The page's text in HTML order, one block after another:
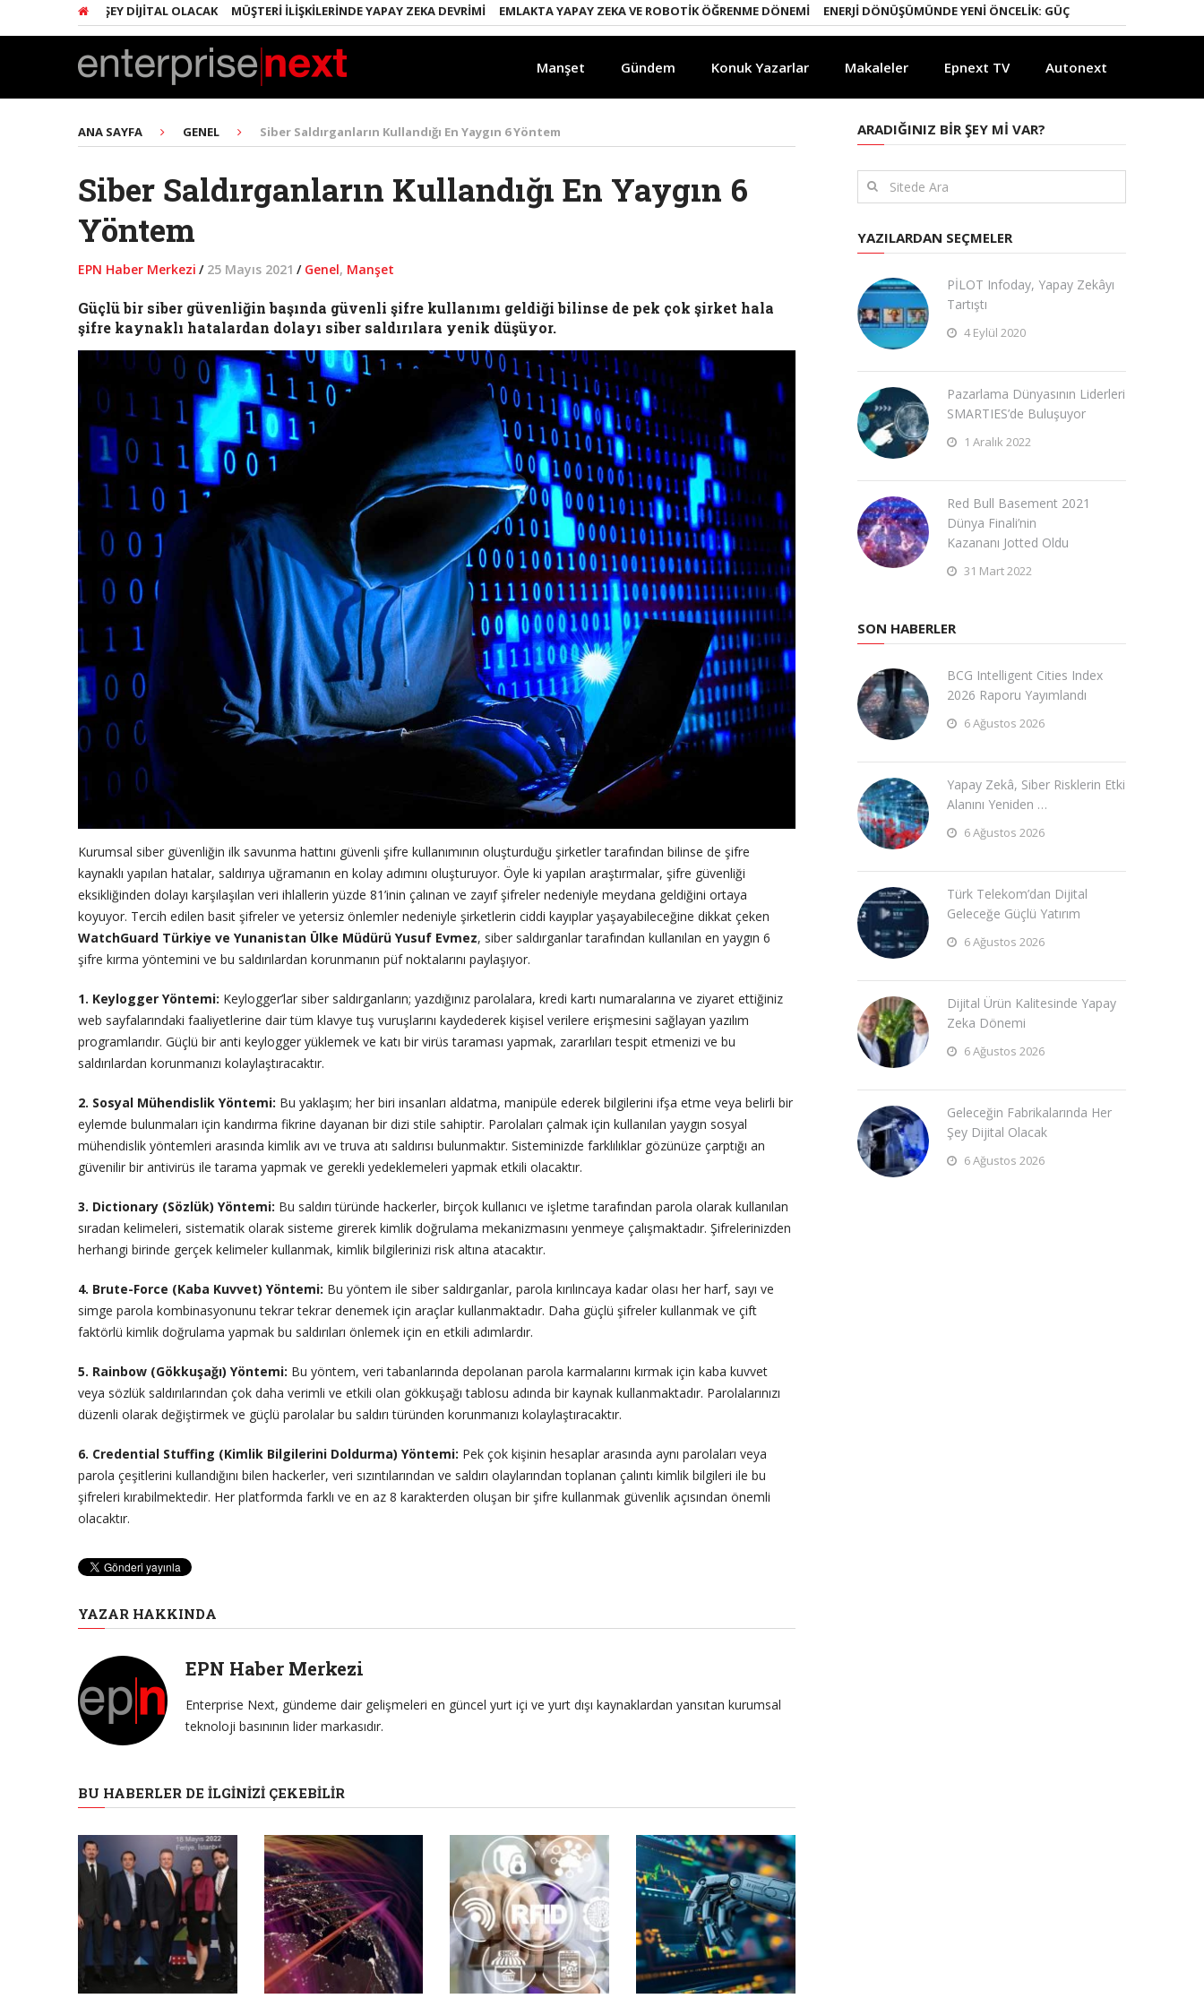
HER ŞEY DIJITAL OLACAK MÜŞTERI İLIŞKILERINDE YAPAY ZEKA DEVRIMI EMLAKTA YAPAY ZEKA VE ROBOTIK ÖĞRENME DÖNEMI ENERJI DÖNÜŞÜMÜNDE YENI ÖNCELIK: GÜÇLÜ ELEKTRIK ŞEBEKELERI
Manşet Gündem Konuk Yazarlar Makaleler Epnext TV Autonext
ANA SAYFA GENEL Siber Saldırganların Kullandığı En Yaygın 6 Yöntem
Siber Saldırganların Kullandığı En Yaygın 6
Yöntem
EPN Haber Merkezi / 25 Mayıs 2021 / Genel, Manşet
Güçlü bir siber güvenliğin başında güvenli şifre kullanımı geldiği bilinse de pek çok şirket hala
şifre kaynaklı hatalardan dolayı siber saldırılara yenik düşüyor.
Kurumsal siber güvenliğin ilk savunma hattını güvenli şifre kullanımının oluşturduğu şirketler tarafından bilinse de şifre
kaynaklı yapılan hatalar, saldırıya uğramanın en kolay adımını oluşturuyor. Öyle ki yapılan araştırmalar, şifre güvenliği
eksikliğinden dolayı karşılaşılan veri ihlallerin yüzde 81’inin çalınan ve zayıf şifreler nedeniyle meydana geldiğini ortaya
koyuyor. Tercih edilen basit şifreler ve yetersiz önlemler nedeniyle şirketlerin ciddi kayıplar yaşayabileceğine dikkat çeken
WatchGuard Türkiye ve Yunanistan Ülke Müdürü Yusuf Evmez, siber saldırganlar tarafından kullanılan en yaygın 6
şifre kırma yöntemini ve bu saldırılardan korunmanın püf noktalarını paylaşıyor.
1. Keylogger Yöntemi: Keylogger’lar siber saldırganların; yazdığınız parolalara, kredi kartı numaralarına ve ziyaret ettiğiniz
web sayfalarındaki faaliyetlerine dair tüm klavye tuş vuruşlarını kaydederek kişisel verilere erişmesini sağlayan yazılım
programlarıdır. Güçlü bir anti keylogger yüklemek ve katı bir virüs taraması yapmak, zararlıları tespit etmenizi ve bu
saldırılardan korunmanızı kolaylaştıracaktır.
2. Sosyal Mühendislik Yöntemi: Bu yaklaşım; her biri insanları aldatma, manipüle ederek bilgilerini ifşa etme veya belirli bir
eylemde bulunmaları için kandırma fikrine dayanan bir dizi stile sahiptir. Parolaları çalmak için kullanılan yaygın sosyal
mühendislik yöntemleri arasında kimlik avı ve truva atı saldırısı bulunmaktır. Sisteminizde farklılıklar gözünüze çarptığı an
güvenilir bir antivirüs ile tarama yapmak ve gerekli yedeklemeleri yapmak etkili olacaktır.
3. Dictionary (Sözlük) Yöntemi: Bu saldırı türünde hackerler, birçok kullanıcı ve işletme tarafından parola olarak kullanılan
sıradan kelimeleri, sistematik olarak sisteme girerek kimlik doğrulama mekanizmasını yenmeye çalışmaktadır. Şifrelerinizden
herhangi birinde gerçek kelimeler kullanmak, kimlik bilgilerinizi risk altına atacaktır.
4. Brute-Force (Kaba Kuvvet) Yöntemi: Bu yöntem ile siber saldırganlar, parola kırılıncaya kadar olası her harf, sayı ve
simge parola kombinasyonunu tekrar tekrar denemek için araçlar kullanmaktadır. Daha güçlü şifreler kullanmak ve çift
faktörlü kimlik doğrulama yapmak bu saldırıları önlemek için en etkili adımlardır.
5. Rainbow (Gökkuşağı) Yöntemi: Bu yöntem, veri tabanlarında depolanan parola karmalarını kırmak için kaba kuvvet
veya sözlük saldırılarından çok daha verimli ve etkili olan gökkuşağı tablosu adında bir kaynak kullanmaktadır. Parolalarınızı
düzenli olarak değiştirmek ve güçlü parolalar bu saldırı türünden korunmanızı kolaylaştıracaktır.
6. Credential Stuffing (Kimlik Bilgilerini Doldurma) Yöntemi: Pek çok kişinin hesaplar arasında aynı parolaları veya
parola çeşitlerini kullandığını bilen hackerler, veri sızıntılarından ve saldırı olaylarından toplanan çalıntı kimlik bilgileri ile bu
şifreleri kırabilmektedir. Her platformda farklı ve en az 8 karakterden oluşan bir şifre kullanmak güvenlik açısından önemli
olacaktır.
YAZAR HAKKINDA
EPN Haber Merkezi
Enterprise Next, gündeme dair gelişmeleri en güncel yurt içi ve yurt dışı kaynaklardan yansıtan kurumsal
teknoloji basınının lider markasıdır.
BU HABERLER DE İLGINIZI ÇEKEBILIR
ARADIĞINIZ BIR ŞEY MI VAR?
YAZILARDAN SEÇMELER
PİLOT Infoday, Yapay Zekâyı
Tartıştı
4 Eylül 2020
Pazarlama Dünyasının Liderleri
SMARTIES’de Buluşuyor
1 Aralık 2022
Red Bull Basement 2021
Dünya Finali’nin
Kazananı Jotted Oldu
31 Mart 2022
SON HABERLER
BCG Intelligent Cities Index
2026 Raporu Yayımlandı
6 Ağustos 2026
Yapay Zekâ, Siber Risklerin Etki
Alanını Yeniden …
6 Ağustos 2026
Türk Telekom’dan Dijital
Geleceğe Güçlü Yatırım
6 Ağustos 2026
Dijital Ürün Kalitesinde Yapay
Zeka Dönemi
6 Ağustos 2026
Geleceğin Fabrikalarında Her
Şey Dijital Olacak
6 Ağustos 2026